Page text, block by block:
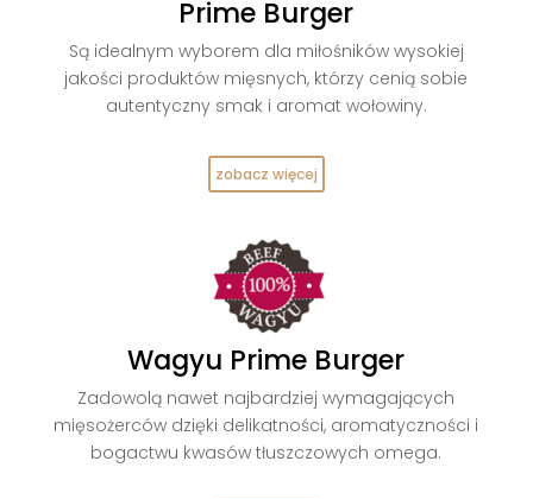
Prime Burger
Są idealnym wyborem dla miłośników wysokiej
jakości produktów mięsnych, którzy cenią sobie
autentyczny smak i aromat wołowiny.
zobacz więcej
Wagyu Prime Burger
Zadowolą nawet najbardziej wymagających
mięsożerców dzięki delikatności, aromatyczności i
bogactwu kwasów tłuszczowych omega.